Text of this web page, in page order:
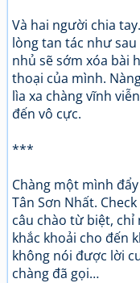
Và hai người chia
lòng tan tác như
nhủ sẽ sớm xóa bài
thoại của mình.
lìa xa chàng vĩnh
đến vô cực.
***
Chàng một mình
Tân Sơn Nhất.
câu chào từ biệt,
khắc khoải cho đến
không nói được lời
chàng đã gọi…